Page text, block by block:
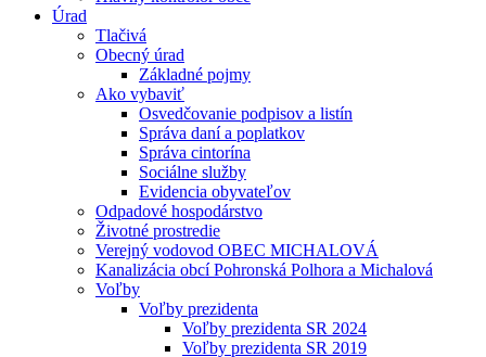
Úrad
Tlačivá
Obecný úrad
Základné pojmy
Ako vybaviť
Osvedčovanie podpisov a listín
Správa daní a poplatkov
Správa cintorína
Sociálne služby
Evidencia obyvateľov
Odpadové hospodárstvo
Životné prostredie
Verejný vodovod OBEC MICHALOVÁ
Kanalizácia obcí Pohronská Polhora a Michalová
Voľby
Voľby prezidenta
Voľby prezidenta SR 2024
Voľby prezidenta SR 2019